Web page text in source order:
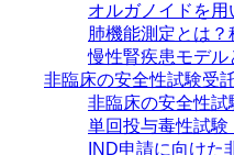
オルガノイドを
肺機能測定とは
慢性腎疾患モデル
非臨床の安全性試験受
非臨床の安全性
単回投与毒性試
IND申請に向けた